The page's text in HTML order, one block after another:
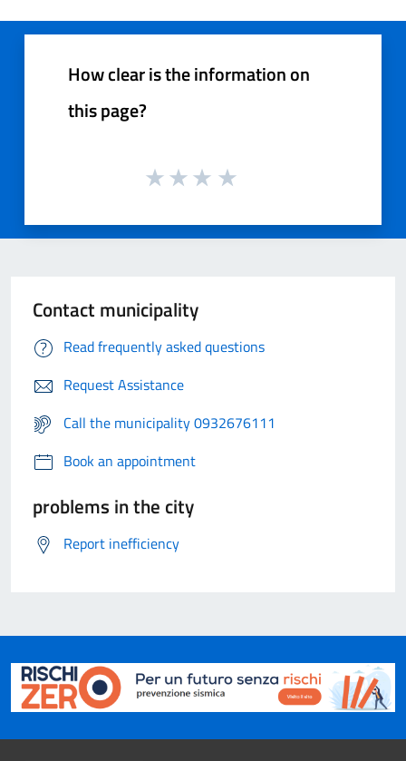
How clear is the information on
this page?
Contact municipality
Read frequently asked questions
Request Assistance
Call the municipality 0932676111
Book an appointment
problems in the city
Report inefficiency